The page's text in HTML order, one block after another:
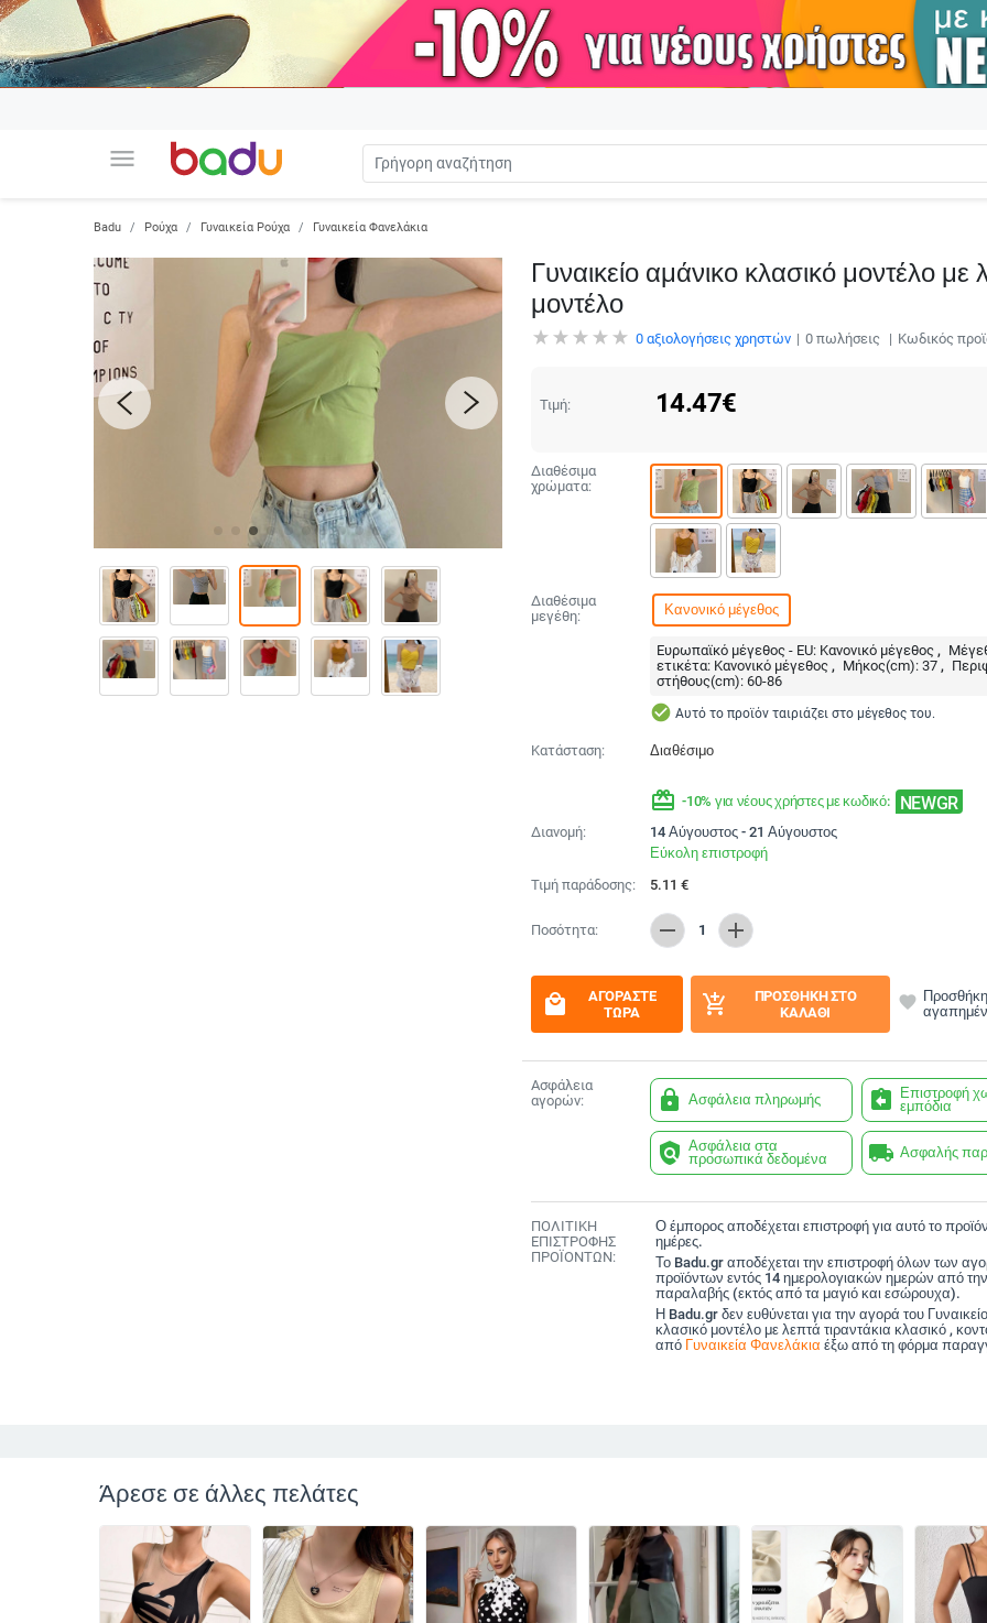
menu
Badu Ρούχα Γυναικεία Ρούχα Γυναικεία Φανελάκια
Γυναικείο αμάνικο κλασικό μοντέλο με
μοντέλο
0αξιολογήσεις χρηστών 0πωλήσεις Κωδικός
Τιμή: 14.47€
Διαθέσιμα
χρώματα:
Διαθέσιμα
μεγέθη:
Κανονικό μέγεθος
Ευρωπαϊκό μέγεθος - EU: Κανονικό μέγεθος
ετικέτα: Κανονικό μέγεθος Μήκος(cm): 37
στήθους(cm): 60-86
check_circle Αυτό το προϊόν ταιριάζει στο μέγεθος του.
Κατάσταση: Διαθέσιμο
redeem -10% για νέους χρήστες με κωδικό: NEWGR
Διανομή:
14 Αύγουστος - 21 Αύγουστος
Εύκολη επιστροφή
Τιμή παράδοσης:
5.11 €
Ποσότητα: remove 1 add
local_mall
ΑΓΟΡΆΣΤΕ
ΤΏΡΑ
add_shopping_cart
ΠΡΟΣΘΉΚΗ ΣΤΟ
ΚΑΛΆΘΙ
favorite
Ασφάλεια
αγορών:
lock Ασφάλεια πληρωμής assignment_return Επιστροφή
εμπόδια
policy Ασφάλεια στα
προσωπικά δεδομένα
local_shipping Ασφαλής
ΠΟΛΙΤΙΚΗ
ΕΠΙΣΤΡΟΦΗΣ
ΠΡΟΪΟΝΤΩΝ:
Ο έμπορος αποδέχεται επιστροφή για αυτό το
ημέρες.
Το Badu.gr αποδέχεται την επιστροφή όλων των
προϊόντων εντός 14 ημερολογιακών ημερών από
παραλαβής (εκτός από τα μαγιό και εσώρουχα).
Η Badu.gr δεν ευθύνεται για την αγορά του
κλασικό μοντέλο με λεπτά τιραντάκια κλασικό ,
από Γυναικεία Φανελάκια έξω από τη φόρμα
Άρεσε σε άλλες πελάτες